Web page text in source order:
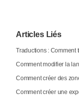
Articles Liés
Traductions : Comment
Comment modifier la
Comment créer des
Comment créer une